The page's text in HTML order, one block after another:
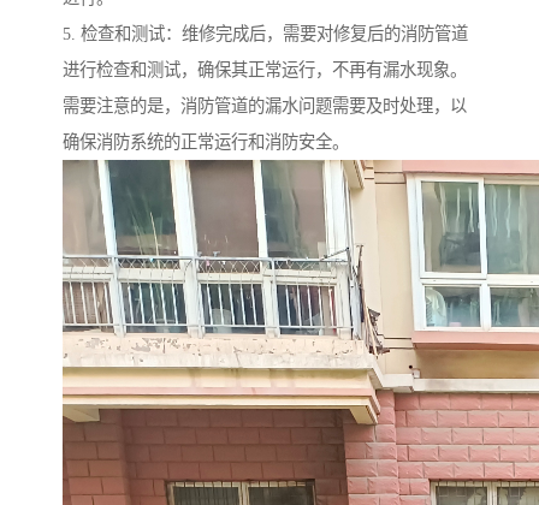
5. 检查和测试：维修完成后，需要对修复后的消防管道
进行检查和测试，确保其正常运行，不再有漏水现象。
需要注意的是，消防管道的漏水问题需要及时处理，以
确保消防系统的正常运行和消防安全。